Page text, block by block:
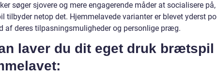
søger sjovere og mere engagerende måder at socialisere
tilbyder netop det. Hjemmelavede varianter er blevet yderst
af deres tilpasningsmuligheder og personlige præg.
laver du dit eget druk brætspil